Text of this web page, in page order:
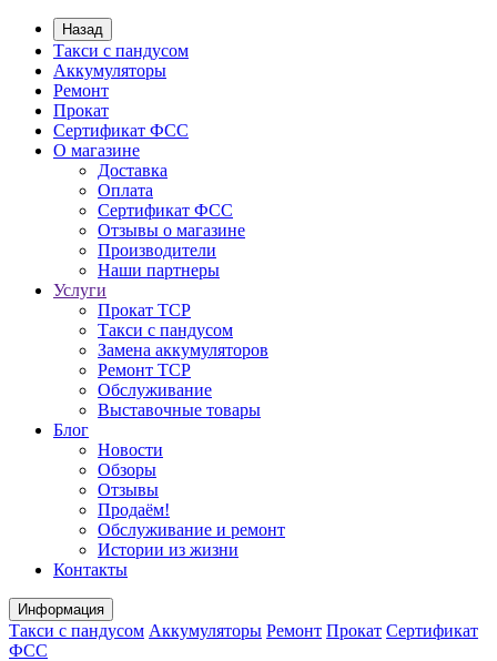
Назад
Такси с пандусом
Аккумуляторы
Ремонт
Прокат
Сертификат ФСС
О магазине
Доставка
Оплата
Сертификат ФСС
Отзывы о магазине
Производители
Наши партнеры
Услуги
Прокат ТСР
Такси с пандусом
Замена аккумуляторов
Ремонт ТСР
Обслуживание
Выставочные товары
Блог
Новости
Обзоры
Отзывы
Продаём!
Обслуживание и ремонт
Истории из жизни
Контакты
Информация
Такси с пандусом Аккумуляторы Ремонт Прокат Сертификат
ФСС